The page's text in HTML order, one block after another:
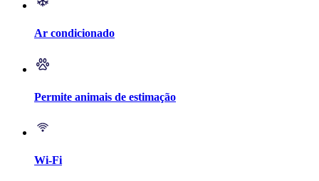
Ar condicionado
Permite animais de estimação
Wi-Fi